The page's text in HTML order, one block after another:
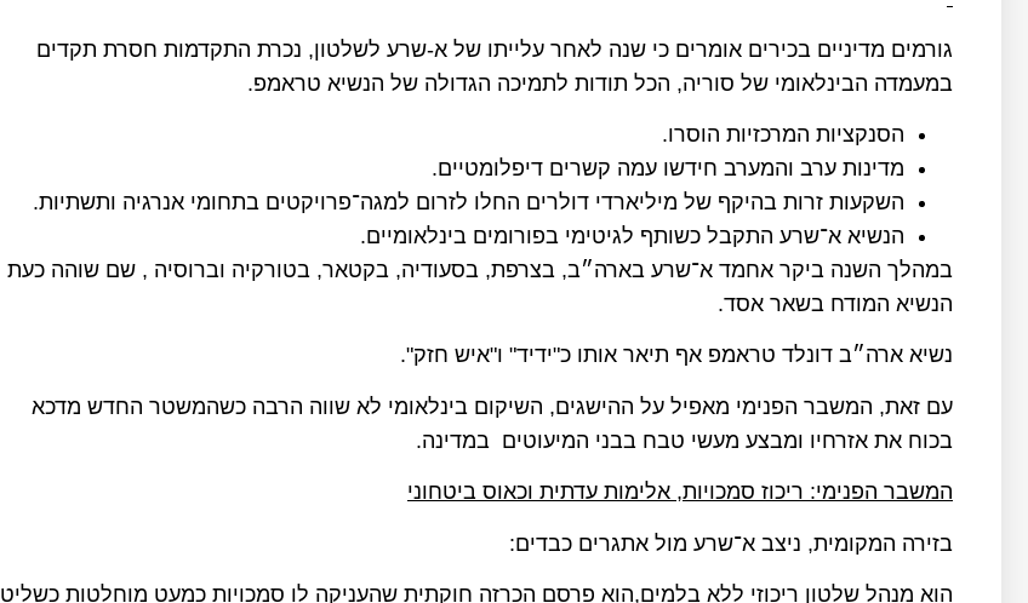
גורמים מדיניים בכירים אומרים כי שנה לאחר עלייתו של א-שרע לשלטון, נכרת התקדמות חסרת תקדים
במעמדה הבינלאומי של סוריה, הכל תודות לתמיכה הגדולה של הנשיא טראמפ.
הסנקציות המרכזיות הוסרו.
מדינות ערב והמערב חידשו עמה קשרים דיפלומטיים.
השקעות זרות בהיקף של מיליארדי דולרים החלו לזרום למגה־פרויקטים בתחומי אנרגיה ותשתיות.
הנשיא א־שרע התקבל כשותף לגיטימי בפורומים בינלאומיים.
במהלך השנה ביקר אחמד א־שרע בארה״ב, בצרפת, בסעודיה, בקטאר, בטורקיה וברוסיה , שם שוהה כעת
הנשיא המודח בשאר אסד.
נשיא ארה״ב דונלד טראמפ אף תיאר אותו כ"ידיד" ו"איש חזק".
עם זאת, המשבר הפנימי מאפיל על ההישגים, השיקום בינלאומי לא שווה הרבה כשהמשטר החדש מדכא
בכוח את אזרחיו ומבצע מעשי טבח בבני המיעוטים במדינה.
המשבר הפנימי: ריכוז סמכויות, אלימות עדתית וכאוס ביטחוני
בזירה המקומית, ניצב א־שרע מול אתגרים כבדים:
הוא מנהל שלטון ריכוזי ללא בלמים,הוא פרסם הכרזה חוקתית שהעניקה לו סמכויות כמעט מוחלטות כשליט